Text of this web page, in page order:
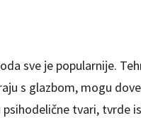
sve je popularnije.
s glazbom, mogu
tvari, tvrde